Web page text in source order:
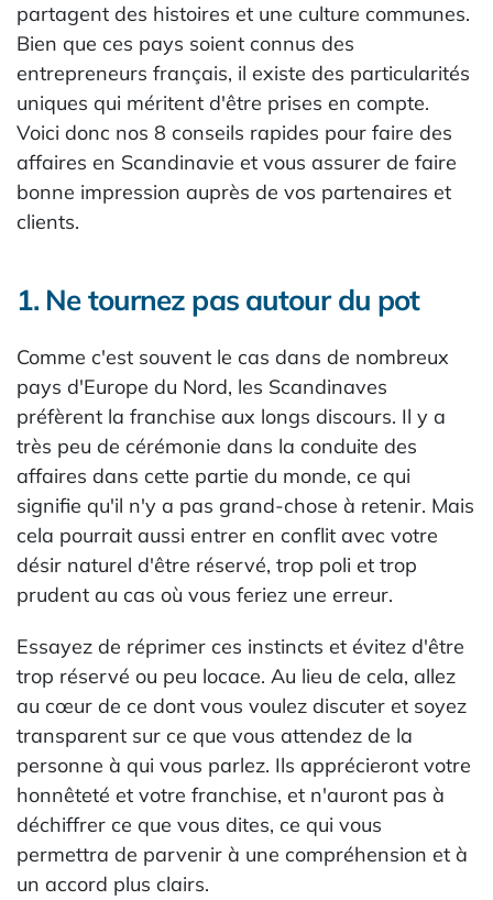
partagent des histoires et une culture communes.
Bien que ces pays soient connus des
entrepreneurs français, il existe des particularités
uniques qui méritent d'être prises en compte.
Voici donc nos 8 conseils rapides pour faire des
affaires en Scandinavie et vous assurer de faire
bonne impression auprès de vos partenaires et
clients.
1. Ne tournez pas autour du pot
Comme c'est souvent le cas dans de nombreux
pays d'Europe du Nord, les Scandinaves
préfèrent la franchise aux longs discours. Il y a
très peu de cérémonie dans la conduite des
affaires dans cette partie du monde, ce qui
signifie qu'il n'y a pas grand-chose à retenir. Mais
cela pourrait aussi entrer en conflit avec votre
désir naturel d'être réservé, trop poli et trop
prudent au cas où vous feriez une erreur.
Essayez de réprimer ces instincts et évitez d'être
trop réservé ou peu locace. Au lieu de cela, allez
au cœur de ce dont vous voulez discuter et soyez
transparent sur ce que vous attendez de la
personne à qui vous parlez. Ils apprécieront votre
honnêteté et votre franchise, et n'auront pas à
déchiffrer ce que vous dites, ce qui vous
permettra de parvenir à une compréhension et à
un accord plus clairs.